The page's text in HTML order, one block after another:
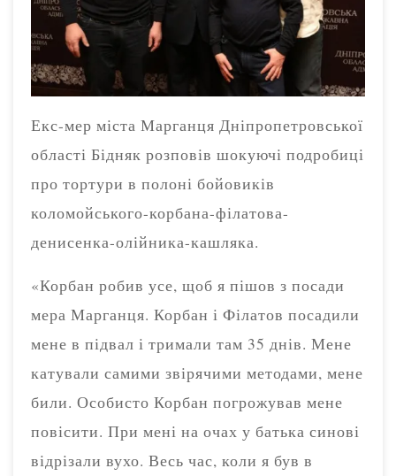
Екс-мер міста Марганця Дніпропетровської
області Бідняк розповів шокуючі подробиці
про тортури в полоні бойовиків
коломойського-корбана-філатова-
денисенка-олійника-кашляка.
«Корбан робив усе, щоб я пішов з посади
мера Марганця. Корбан і Філатов посадили
мене в підвал і тримали там 35 днів. Мене
катували самими звірячими методами, мене
били. Особисто Корбан погрожував мене
повісити. При мені на очах у батька синові
відрізали вухо. Весь час, коли я був в